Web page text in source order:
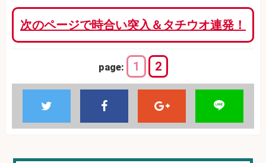
次のページで時合い突入＆タチウオ連発！
page: 1 2